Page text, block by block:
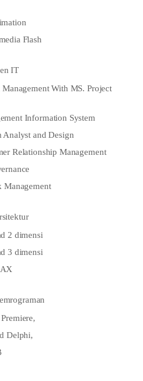
Flash
IT
With MS. Project
Information System
Analyst and Design
Relationship Management
Management
2 dimensi
3 dimensi
Delphi,